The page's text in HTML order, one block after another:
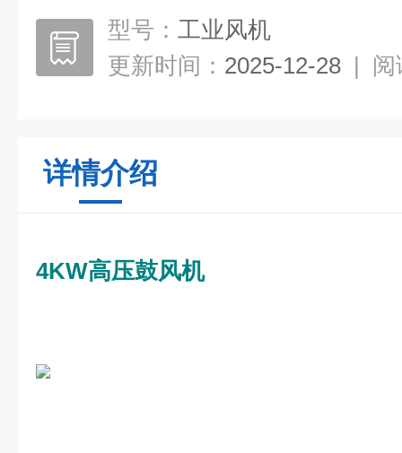
型号： 工业风机
更新时间： 2025-12-28 | 阅
详情介绍
4KW高压鼓风机